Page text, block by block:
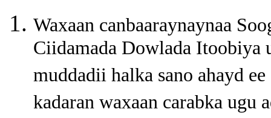
Waxaan canbaaraynaynaa
Ciidamada Dowlada Itoobiya
muddadii halka sano ahayd
kadaran waxaan carabka ugu